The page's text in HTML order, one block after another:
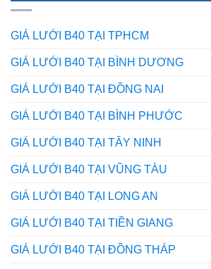
điểm
Mẹo
phân
từ
trong
Trong
Vực
Bạn
Biết
GIÁ LƯỚI B40 TẠI TPHCM
GIÁ LƯỚI B40 TẠI BÌNH DƯƠNG
GIÁ LƯỚI B40 TẠI ĐỒNG NAI
GIÁ LƯỚI B40 TẠI BÌNH PHƯỚC
GIÁ LƯỚI B40 TẠI TÂY NINH
GIÁ LƯỚI B40 TẠI VŨNG TÀU
GIÁ LƯỚI B40 TẠI LONG AN
GIÁ LƯỚI B40 TẠI TIỀN GIANG
GIÁ LƯỚI B40 TẠI ĐỒNG THÁP